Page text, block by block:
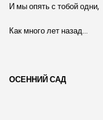
И мы опять с тобой одни,
Как много лет назад…
ОСЕННИЙ САД